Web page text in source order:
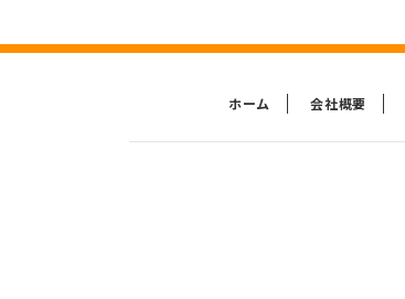
ホーム 会社概要